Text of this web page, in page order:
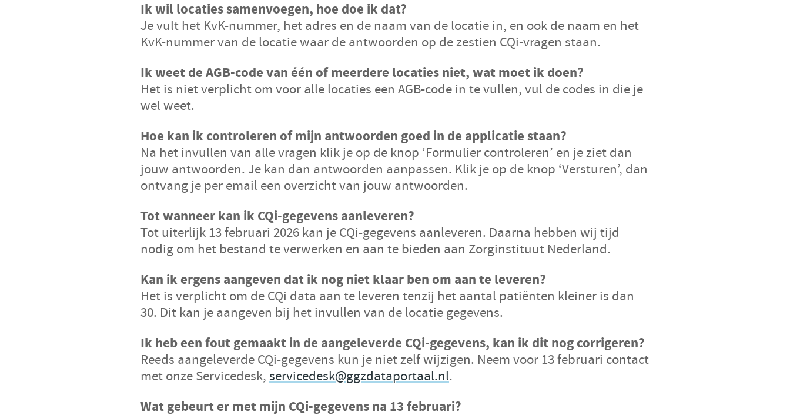
Ik wil locaties samenvoegen, hoe doe ik dat?
Je vult het KvK-nummer, het adres en de naam van de locatie in, en ook de naam en het
KvK-nummer van de locatie waar de antwoorden op de zestien CQi-vragen staan.
Ik weet de AGB-code van één of meerdere locaties niet, wat moet ik doen?
Het is niet verplicht om voor alle locaties een AGB-code in te vullen, vul de codes in die je
wel weet.
Hoe kan ik controleren of mijn antwoorden goed in de applicatie staan?
Na het invullen van alle vragen klik je op de knop ‘Formulier controleren’ en je ziet dan
jouw antwoorden. Je kan dan antwoorden aanpassen. Klik je op de knop ‘Versturen’, dan
ontvang je per email een overzicht van jouw antwoorden.
Tot wanneer kan ik CQi-gegevens aanleveren?
Tot uiterlijk 13 februari 2026 kan je CQi-gegevens aanleveren. Daarna hebben wij tijd
nodig om het bestand te verwerken en aan te bieden aan Zorginstituut Nederland.
Kan ik ergens aangeven dat ik nog niet klaar ben om aan te leveren?
Het is verplicht om de CQi data aan te leveren tenzij het aantal patiënten kleiner is dan
30. Dit kan je aangeven bij het invullen van de locatie gegevens.
Ik heb een fout gemaakt in de aangeleverde CQi-gegevens, kan ik dit nog corrigeren?
Reeds aangeleverde CQi-gegevens kun je niet zelf wijzigen. Neem voor 13 februari contact
met onze Servicedesk, servicedesk@ggzdataportaal.nl.
Wat gebeurt er met mijn CQi-gegevens na 13 februari?